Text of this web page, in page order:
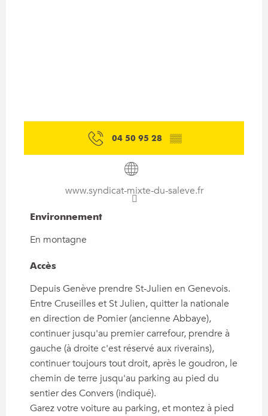
04 50 95 28 ▒▒
www.syndicat-mixte-du-saleve.fr
Environnement
Environnement
En montagne
Accès
Accès
Depuis Genève prendre St-Julien en Genevois.
Entre Cruseilles et St Julien, quitter la nationale
en direction de Pomier (ancienne Abbaye),
continuer jusqu'au premier carrefour, prendre à
gauche (à droite c'est réservé aux riverains),
continuer toujours tout droit, après le goudron, le
chemin de terre jusqu'au parking au pied du
sentier des Convers (indiqué).
Garez votre voiture au parking, et montez à pied